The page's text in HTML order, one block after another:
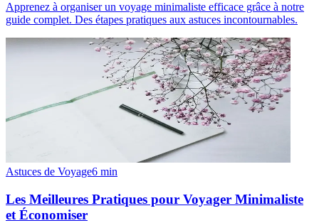
Apprenez à organiser un voyage minimaliste efficace grâce à notre
guide complet. Des étapes pratiques aux astuces incontournables.
Astuces de Voyage6 min
Les Meilleures Pratiques pour Voyager Minimaliste
et Économiser